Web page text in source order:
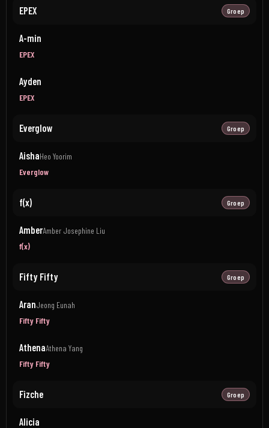
EPEX Groep
A-min
EPEX
Ayden
EPEX
Everglow Groep
AishaHeo Yoorim
Everglow
f(x) Groep
AmberAmber Josephine Liu
f(x)
Fifty Fifty Groep
AranJeong Eunah
Fifty Fifty
AthenaAthena Yang
Fifty Fifty
Fizche Groep
Alicia